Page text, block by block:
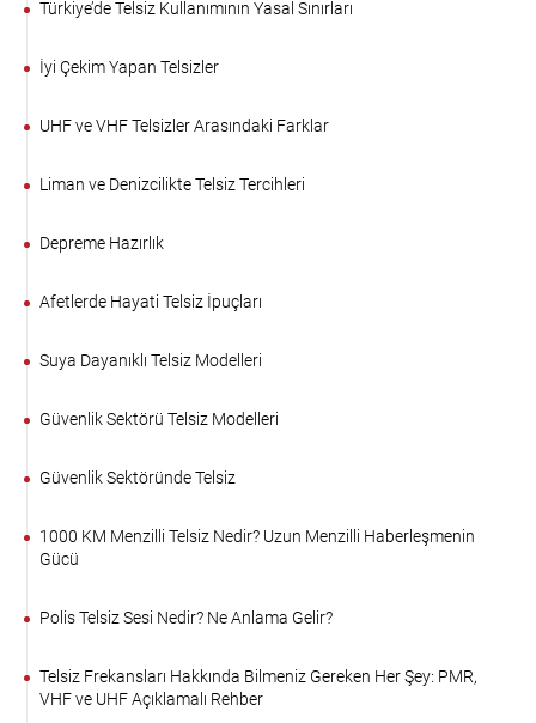
Türkiye’de Telsiz Kullanımının Yasal Sınırları
İyi Çekim Yapan Telsizler
UHF ve VHF Telsizler Arasındaki Farklar
Liman ve Denizcilikte Telsiz Tercihleri
Depreme Hazırlık
Afetlerde Hayati Telsiz İpuçları
Suya Dayanıklı Telsiz Modelleri
Güvenlik Sektörü Telsiz Modelleri
Güvenlik Sektöründe Telsiz
1000 KM Menzilli Telsiz Nedir? Uzun Menzilli Haberleşmenin
Gücü
Polis Telsiz Sesi Nedir? Ne Anlama Gelir?
Telsiz Frekansları Hakkında Bilmeniz Gereken Her Şey: PMR,
VHF ve UHF Açıklamalı Rehber